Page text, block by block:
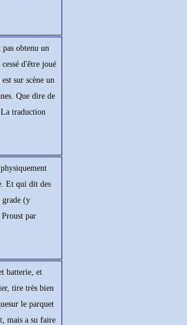
obtenu un
d'être joué
sur scène un
Que dire de
traduction
Et qui dit des
(y
par
batterie, et
tire très bien
le parquet
mais a su faire